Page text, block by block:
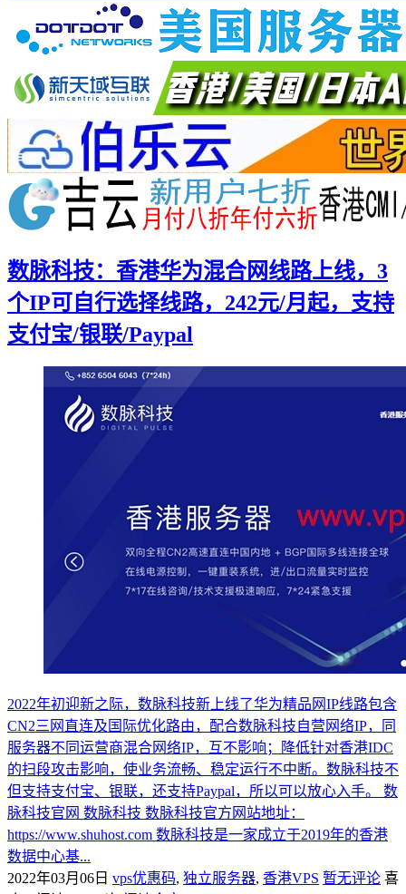
数脉科技：香港华为混合网线路上线，3
个IP可自行选择线路，242元/月起，支持
支付宝/银联/Paypal
2022年初迎新之际，数脉科技新上线了华为精品网IP线路包含
CN2三网直连及国际优化路由，配合数脉科技自营网络IP，同
服务器不同运营商混合网络IP，互不影响；降低针对香港IDC
的扫段攻击影响，使业务流畅、稳定运行不中断。数脉科技不
但支持支付宝、银联，还支持Paypal，所以可以放心入手。 数
脉科技官网 数脉科技 数脉科技官方网站地址：
https://www.shuhost.com 数脉科技是一家成立于2019年的香港
数据中心基...
2022年03月06日 vps优惠码, 独立服务器, 香港VPS 暂无评论 喜